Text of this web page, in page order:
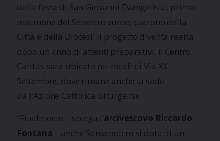
della festa di San Giovanni Evangelista, primo
testimone del Sepolcro vuoto, patrono della
Città e della Diocesi. Il progetto diventa realtà
dopo un anno di attenti preparativi. Il Centro
Caritas sarà ubicato nei locali di Via XX
Settembre, dove rimane anche la sede
dall’Azione Cattolica biturgense.
“Finalmente – spiega l’arcivescovo Riccardo
Fontana – anche Sansepolcro si dota di un